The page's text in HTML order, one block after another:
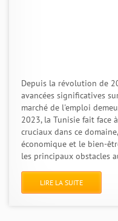
Depuis la révolution de
avancées significatives
marché de l'emploi
2023, la Tunisie fait face
cruciaux dans ce
économique et le bien-
les principaux obstacles
LIRE LA SUITE